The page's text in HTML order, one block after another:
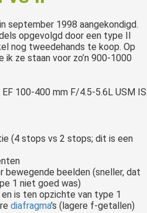
september 1998 aangekondigd.
opgevolgd door een type II
nog tweedehands te koop. Op
ik ze staan voor zo’n 900-1000
100-400 mm F/4.5-5.6L USM IS
(4 stops vs 2 stops; dit is een
bewegende beelden (sneller, dat
1 niet goed was)
is ten opzichte van type 1
diafragma’s (lagere f-getallen)